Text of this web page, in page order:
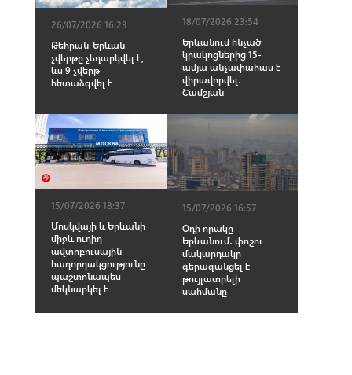
26/07/2026 16:23
Թեհրան-Երևան
չվերթը չեղարկվել է,
ևս 9 չվերթ
հետաձգվել է
18/07/2026 23:54
Երևանում հնչած
կրակոցներից 15-
ամյա անչափահաս է
վիրավորվել․
Շամշյան
15/07/2026 18:37
Մոսկվայի և Երևանի
միջև ուղիղ
ավտոբուսային
հաղորդակցությունը
պաշտոնապես
մեկնարկել է
15/07/2026 16:57
Օդի որակը
Երևանում․ փոշու
մակարդակը
գերազանցել է
թույլատրելի
սահմանը